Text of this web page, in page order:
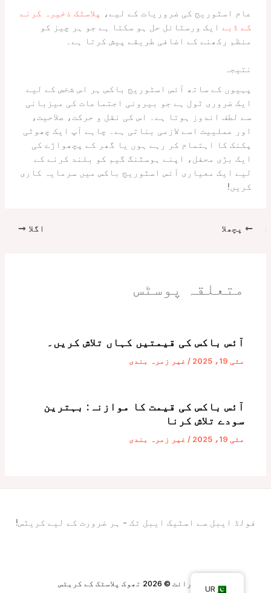
عام اسٹوریج کی ضروریات کے لیے،
پلاسٹک ذخیرہ کرنے
کے ڈبے ایک ورسٹائل حل ہو سکتا ہے جو ہر چیز کو
منظم رکھنے کے اضافی طریقے پیش کرتا ہے۔
نتیجہ
پہیوں کے ساتھ آئس اسٹوریج باکس ہر اس شخص کے لیے
ایک ضروری ٹول ہے جو بیرونی اجتماعات کی میزبانی
سے لطف اندوز ہوتا ہے۔ اس کی نقل و حرکت، صلاحیت،
اور عملییت اسے لازمی بناتی ہے۔ چاہے آپ ایک چھوٹی
پکنک کا اہتمام کر رہے ہوں یا گھر کے پچھواڑے کی
ایک بڑی محفل، اپنے ہوسٹنگ گیم کو بلند کرنے کے
لیے ایک معیاری آئس اسٹوریج باکس میں سرمایہ کاری
کریں!
پچھلا اگلا
متعلقہ پوسٹس
آئس باکس کی قیمتیں کہاں تلاش کریں۔
مئی 19، 2025 / غیر زمرہ بندی
آئس باکس کی قیمت کا موازنہ: بہترین
سودے تلاش کرنا
مئی 19، 2025 / غیر زمرہ بندی
فولڈ ایبل سے اسٹیک ایبل تک - ہر ضرورت کے لیے کریٹس!
کاپی رائٹ © 2026 تھوک پلاسٹک کے کریٹس
UR